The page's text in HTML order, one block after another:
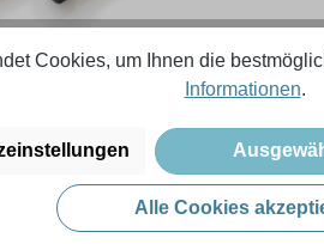
Cookies, um Ihnen die
Informationen.
Alle Cookies